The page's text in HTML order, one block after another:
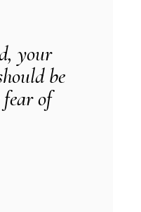
your
be
of